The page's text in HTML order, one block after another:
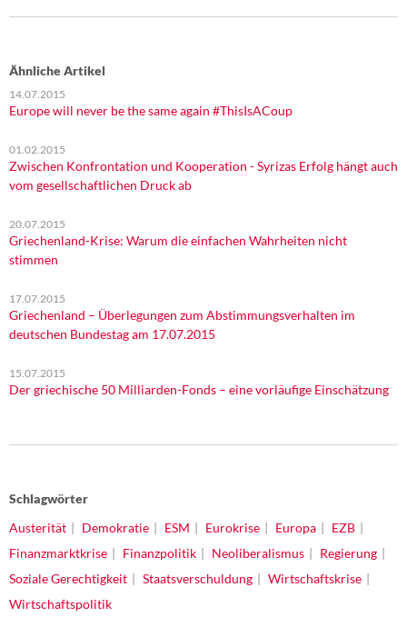
Kontakt
Ähnliche Artikel
14.07.2015
Europe will never be the same again #ThisIsACoup
01.02.2015
Zwischen Konfrontation und Kooperation - Syrizas Erfolg hängt auch
vom gesellschaftlichen Druck ab
20.07.2015
Griechenland-Krise: Warum die einfachen Wahrheiten nicht
stimmen
17.07.2015
Griechenland – Überlegungen zum Abstimmungsverhalten im
deutschen Bundestag am 17.07.2015
15.07.2015
Der griechische 50 Milliarden-Fonds – eine vorläufige Einschätzung
Schlagwörter
Austerität
Demokratie ESM Eurokrise Europa
EZB
Finanzmarktkrise
Finanzpolitik Neoliberalismus
Regierung
Soziale Gerechtigkeit
Staatsverschuldung
Wirtschaftskrise
Wirtschaftspolitik